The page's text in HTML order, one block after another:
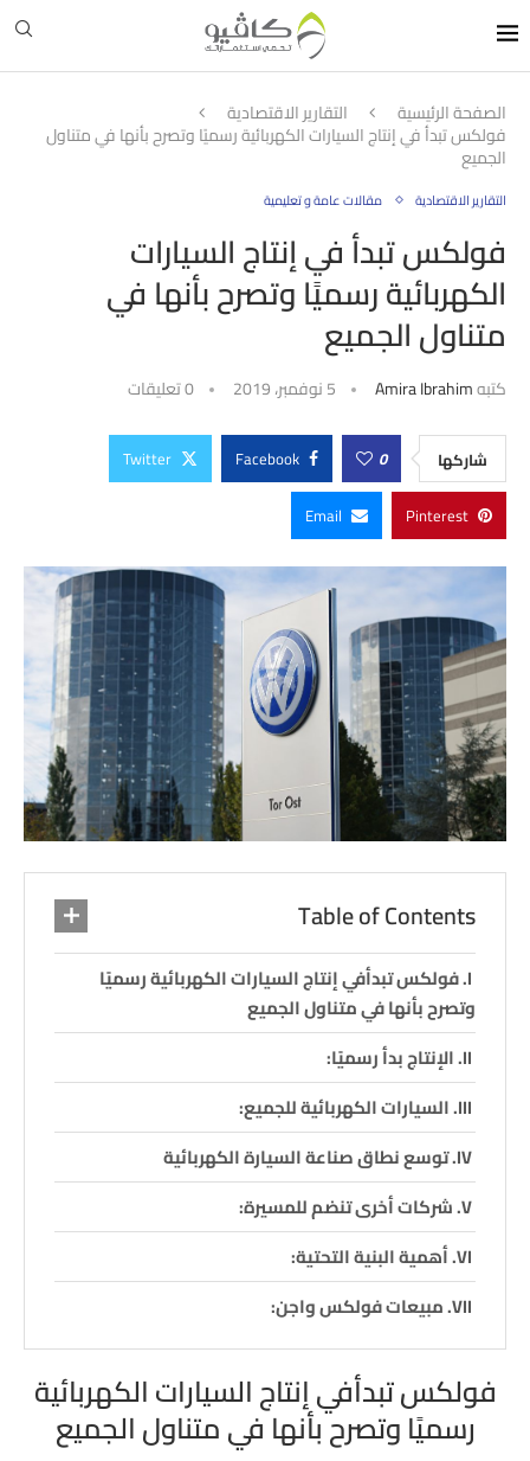
الصفحة الرئيسية التقارير الاقتصادية
فولكس تبدأ في إنتاج السيارات الكهربائية رسميًا وتصرح بأنها في متناول
الجميع
التقارير الاقتصادية مقالات عامة و تعليمية
فولكس تبدأ في إنتاج السيارات
الكهربائية رسميًا وتصرح بأنها في
متناول الجميع
كتبهAmira Ibrahim 5 نوفمبر، 2019 0 تعليقات
شاركها 0
Facebook
Twitter
Pinterest
Email
Table of Contents
فولكس تبدأفي إنتاج السيارات الكهربائية رسميًا
وتصرح بأنها في متناول الجميع
الإنتاج بدأ رسميًا:
السيارات الكهربائية للجميع:
توسع نطاق صناعة السيارة الكهربائية
شركات أخرى تنضم للمسيرة:
أهمية البنية التحتية:
مبيعات فولكس واجن:
فولكس تبدأفي إنتاج السيارات الكهربائية
رسميًا وتصرح بأنها في متناول الجميع